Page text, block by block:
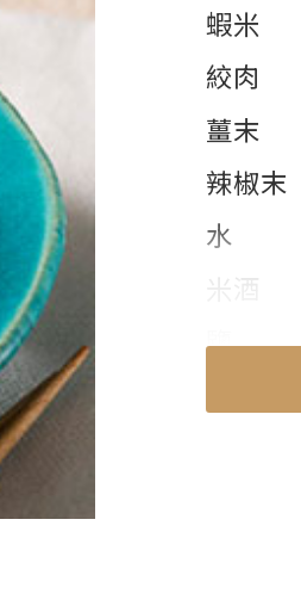
蝦米
絞肉
薑末
辣椒末
水
鹽